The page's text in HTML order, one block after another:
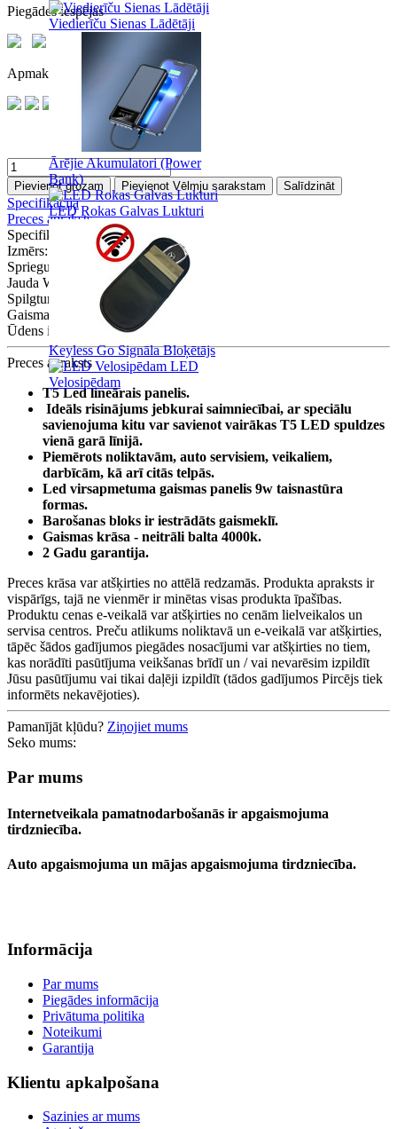
Viedierīču Sienas Lādētāji
Ārējie Akumulatori (Power
Bank)
LED Rokas Galvas Lukturi
Keyless Go Signāla Bloķētājs
LED
Velosipēdam
Piegādes iespējas
Apmaksas iespējas
Pievienot grozam Pievienot Vēlmju sarakstam Salīdzināt
Specifikācija
Preces apraksts
Specifikācija
Izmērs:
600mm x 23mm x 35mm
Spriegums V:
85-265
Jauda W:
Spilgtums Lm:
720
Gaismas Krāsa :4000k
Ūdens izturības klase IP:
Preces apraksts
T5 Led lineārais panelis.
Ideāls risinājums jebkurai saimniecībai, ar speciālu
savienojuma kitu var savienot vairākas T5 LED spuldzes
vienā garā līnijā.
Piemērots noliktavām, auto servisiem, veikaliem,
darbīcām, kā arī citās telpās.
Led virsapmetuma gaismas panelis 9w taisnastūra
formas.
Barošanas bloks ir iestrādāts gaismeklī.
Gaismas krāsa - neitrāli balta 4000k.
2 Gadu garantija.
Preces krāsa var atšķirties no attēlā redzamās. Produkta apraksts ir
vispārīgs, tajā ne vienmēr ir minētas visas produkta īpašības.
Produktu cenas e-veikalā var atšķirties no cenām lielveikalos un
servisa centros. Preču atlikums noliktavā un e-veikalā var atšķirties,
tāpēc šādos gadījumos piegādes nosacījumi var atšķirties no tiem,
kas norādīti pasūtījuma veikšanas brīdī un / vai nevarēsim izpildīt
Jūsu pasūtījumu vai tikai daļēji izpildīt (tādos gadījumos Pircējs tiek
informēts nekavējoties).
Pamanījāt kļūdu? Ziņojiet mums
Seko mums:
Par mums
Internetveikala pamatnodarbošanās ir apgaismojuma
tirdzniecība.
Auto apgaismojuma un mājas apgaismojuma tirdzniecība.
Informācija
Par mums
Piegādes informācija
Privātuma politika
Noteikumi
Garantija
Klientu apkalpošana
Sazinies ar mums